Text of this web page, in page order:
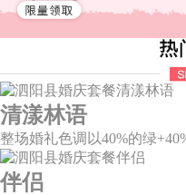
清漾林语
伴侣